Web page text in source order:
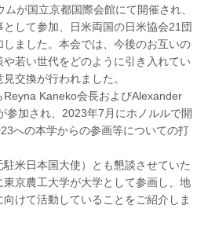
が国立京都国際会館にて開催され、
して参加、日米両国の日米協会21団
ました。本会では、今後のお互いの
若い世代をどのように引き入れてい
交換が行われました。
Reyna Kaneko会長およびAlexander
参加され、2023年7月にホノルルで開
への本学からの参画等についての打
米日本国大使）とも懇談させていた
京農工大学が大学として参画し、地
けて活動していることをご紹介しま